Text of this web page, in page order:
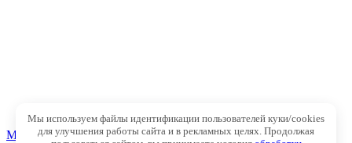
MAX
Мы используем файлы идентификации пользователей куки/cookies
для улучшения работы сайта и в рекламных целях. Продолжая